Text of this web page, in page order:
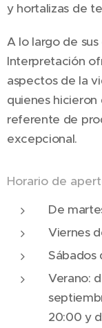
y hortalizas de
A lo largo de
Interpretación
aspectos de la
quienes hicieron
referente de
excepcional.
Horario de
De
Viernes
Sábados
Verano:
20:00 y